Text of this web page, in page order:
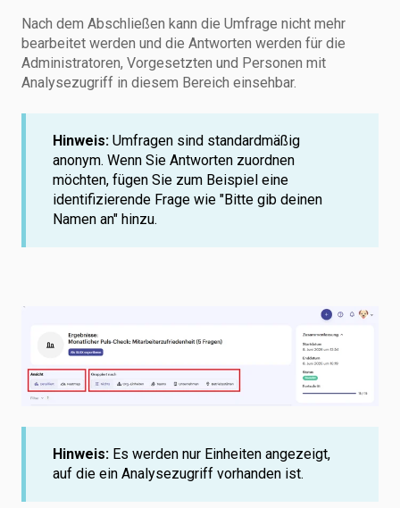
Nach dem Abschließen kann die Umfrage nicht mehr
bearbeitet werden und die Antworten werden für die
Administratoren, Vorgesetzten und Personen mit
Analysezugriff in diesem Bereich einsehbar.
Hinweis: Umfragen sind standardmäßig
anonym. Wenn Sie Antworten zuordnen
möchten, fügen Sie zum Beispiel eine
identifizierende Frage wie "Bitte gib deinen
Namen an" hinzu.
Hinweis: Es werden nur Einheiten angezeigt,
auf die ein Analysezugriff vorhanden ist.